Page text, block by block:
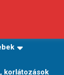
korlátozások